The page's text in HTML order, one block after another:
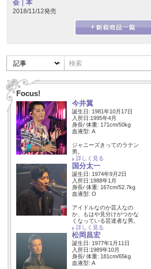
会｜本
2018/11/12発売
Focus!
今井翼
誕生日: 1981年10月17日
入所日:1995年4月
身長/ 体重: 171cm/50kg
血液型: A
ジャニーズきってのラテン
男。
詳しく見る
国分太一
誕生日: 1974年9月2日
入所日:1988年1月
身長/ 体重: 167cm/52.7kg
血液型: O
アイドルなのか芸人なの
か、もはや見分けがつかな
くなっている芸達者な男。
詳しく見る
松岡昌宏
誕生日: 1977年1月11日
入所日:1989年10月
身長/ 体重: 181cm/65kg
血液型: A